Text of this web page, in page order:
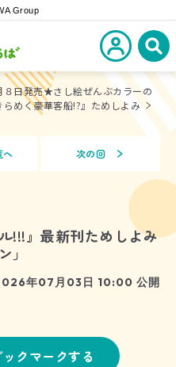
Group
新規会員登
検
８日発売★さし絵ぜんぶカラーの
めく豪華客船!?』ためしよみ
へ 次の回
!!!』最新刊ためしよみ
」
年07月03日 10:00 公開
クマークする